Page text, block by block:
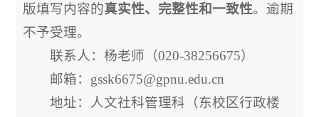
版填写内容的真实性、完整性和一致性。逾期
不予受理。
联系人：杨老师（020-38256675）
邮箱：gssk6675@gpnu.edu.cn
地址：人文社科管理科（东校区行政楼